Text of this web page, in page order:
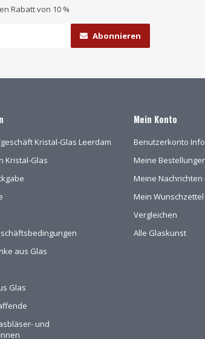
Rabatt von 10 %
Abonnieren
Kristal-Glas Leerdam
Kristal-Glas
aus Glas
Glas
und
Mein Konto
Benutzerkonto
Meine
Meine Nachrichten
Mein Wunschzettel
Vergleichen
Alle Glaskunst